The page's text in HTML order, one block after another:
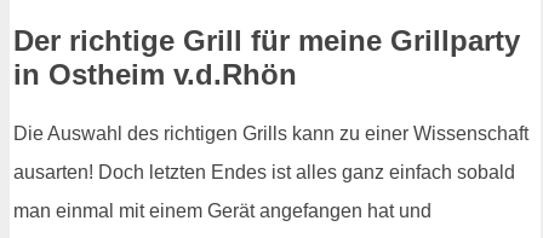
Der richtige Grill für meine Grillparty
in Ostheim v.d.Rhön
Die Auswahl des richtigen Grills kann zu einer Wissenschaft
ausarten! Doch letzten Endes ist alles ganz einfach sobald
man einmal mit einem Gerät angefangen hat und